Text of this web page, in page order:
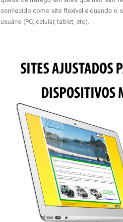
conhecido como site flexível é quando o
usuário (PC, celular, tablet, etc).